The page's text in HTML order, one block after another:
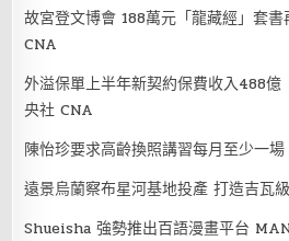
故宮登文博會 188萬元「龍藏經」套
CNA
外溢保單上半年新契約保費收入488
央社 CNA
陳怡珍要求高齡換照講習每月至少一
遠景烏蘭察布星河基地投產 打造吉瓦
Shueisha 強勢推出百語漫畫平台